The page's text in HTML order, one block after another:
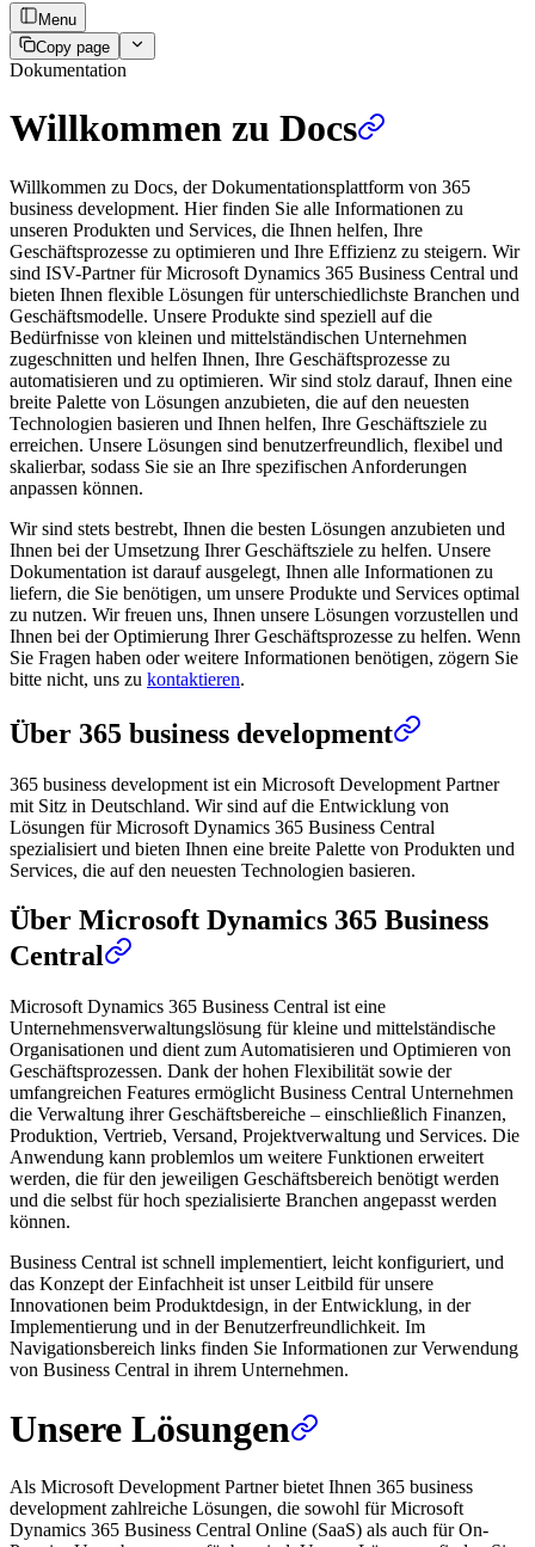
Menu
Copy page
Dokumentation
Willkommen zu Docs
Willkommen zu Docs, der Dokumentationsplattform von 365
business development. Hier finden Sie alle Informationen zu
unseren Produkten und Services, die Ihnen helfen, Ihre
Geschäftsprozesse zu optimieren und Ihre Effizienz zu steigern. Wir
sind ISV-Partner für Microsoft Dynamics 365 Business Central und
bieten Ihnen flexible Lösungen für unterschiedlichste Branchen und
Geschäftsmodelle. Unsere Produkte sind speziell auf die
Bedürfnisse von kleinen und mittelständischen Unternehmen
zugeschnitten und helfen Ihnen, Ihre Geschäftsprozesse zu
automatisieren und zu optimieren. Wir sind stolz darauf, Ihnen eine
breite Palette von Lösungen anzubieten, die auf den neuesten
Technologien basieren und Ihnen helfen, Ihre Geschäftsziele zu
erreichen. Unsere Lösungen sind benutzerfreundlich, flexibel und
skalierbar, sodass Sie sie an Ihre spezifischen Anforderungen
anpassen können.
Wir sind stets bestrebt, Ihnen die besten Lösungen anzubieten und
Ihnen bei der Umsetzung Ihrer Geschäftsziele zu helfen. Unsere
Dokumentation ist darauf ausgelegt, Ihnen alle Informationen zu
liefern, die Sie benötigen, um unsere Produkte und Services optimal
zu nutzen. Wir freuen uns, Ihnen unsere Lösungen vorzustellen und
Ihnen bei der Optimierung Ihrer Geschäftsprozesse zu helfen. Wenn
Sie Fragen haben oder weitere Informationen benötigen, zögern Sie
bitte nicht, uns zu kontaktieren.
Über 365 business development
365 business development ist ein Microsoft Development Partner
mit Sitz in Deutschland. Wir sind auf die Entwicklung von
Lösungen für Microsoft Dynamics 365 Business Central
spezialisiert und bieten Ihnen eine breite Palette von Produkten und
Services, die auf den neuesten Technologien basieren.
Über Microsoft Dynamics 365 Business
Central
Microsoft Dynamics 365 Business Central ist eine
Unternehmensverwaltungslösung für kleine und mittelständische
Organisationen und dient zum Automatisieren und Optimieren von
Geschäftsprozessen. Dank der hohen Flexibilität sowie der
umfangreichen Features ermöglicht Business Central Unternehmen
die Verwaltung ihrer Geschäftsbereiche – einschließlich Finanzen,
Produktion, Vertrieb, Versand, Projektverwaltung und Services. Die
Anwendung kann problemlos um weitere Funktionen erweitert
werden, die für den jeweiligen Geschäftsbereich benötigt werden
und die selbst für hoch spezialisierte Branchen angepasst werden
können.
Business Central ist schnell implementiert, leicht konfiguriert, und
das Konzept der Einfachheit ist unser Leitbild für unsere
Innovationen beim Produktdesign, in der Entwicklung, in der
Implementierung und in der Benutzerfreundlichkeit. Im
Navigationsbereich links finden Sie Informationen zur Verwendung
von Business Central in ihrem Unternehmen.
Unsere Lösungen
Als Microsoft Development Partner bietet Ihnen 365 business
development zahlreiche Lösungen, die sowohl für Microsoft
Dynamics 365 Business Central Online (SaaS) als auch für On-